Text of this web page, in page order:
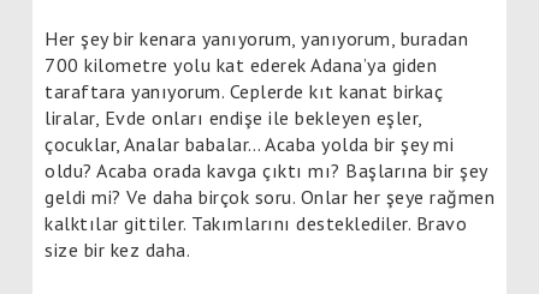
Her şey bir kenara yanıyorum, yanıyorum, buradan
700 kilometre yolu kat ederek Adana’ya giden
taraftara yanıyorum. Ceplerde kıt kanat birkaç
liralar, Evde onları endişe ile bekleyen eşler,
çocuklar, Analar babalar… Acaba yolda bir şey mi
oldu? Acaba orada kavga çıktı mı? Başlarına bir şey
geldi mi? Ve daha birçok soru. Onlar her şeye rağmen
kalktılar gittiler. Takımlarını desteklediler. Bravo
size bir kez daha.